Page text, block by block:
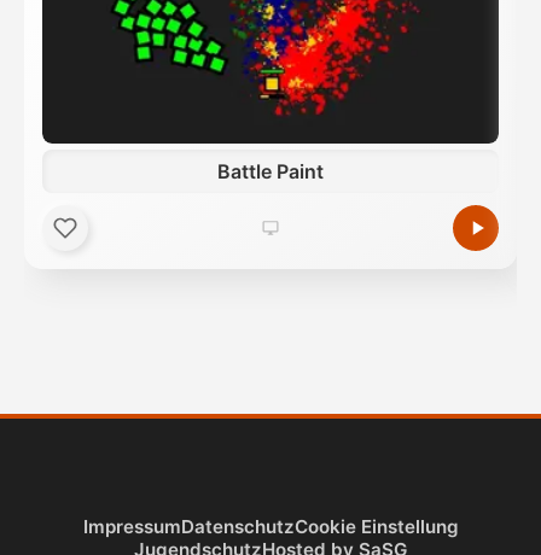
Battle Paint
ImpressumDatenschutzCookie Einstellung
JugendschutzHosted by SaSG